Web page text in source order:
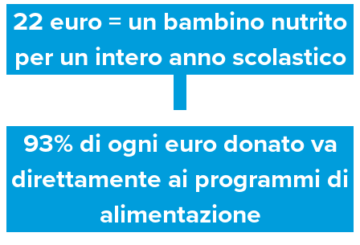
22 euro = un bambino nutrito
per un intero anno scolastico
93% di ogni euro donato va
direttamente ai programmi di
alimentazione